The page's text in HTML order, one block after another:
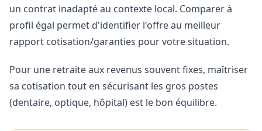
un contrat inadapté au contexte local. Comparer à
profil égal permet d'identifier l'offre au meilleur
rapport cotisation/garanties pour votre situation.
Pour une retraite aux revenus souvent fixes, maîtriser
sa cotisation tout en sécurisant les gros postes
(dentaire, optique, hôpital) est le bon équilibre.